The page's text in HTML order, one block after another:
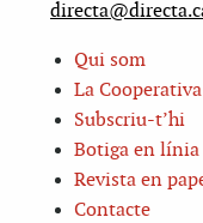
Qui som
La
Subscriu-t’hi
Botiga en línia
Revista en
Contacte